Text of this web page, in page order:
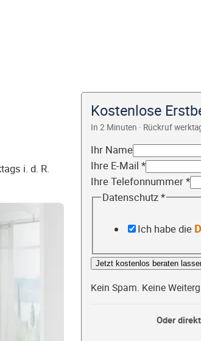
i. d. R.
Kostenlose
In 2 Minuten · Rückruf
Ihr Name
Ihre E-Mail *
Ihre Telefonnummer*
Datenschutz*
Ich habe die
Jetzt kostenlos beraten
Kein Spam. Keine
Oder